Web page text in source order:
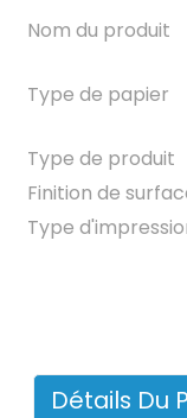
Nom du produit
Type de papier
Type de produit
Finition de
Type
Détails Du